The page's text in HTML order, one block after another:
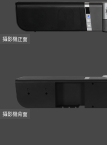
攝影機正面
攝影機背面